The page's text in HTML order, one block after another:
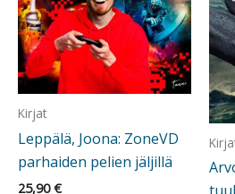
Kirjat
Leppälä, Joona: ZoneVD
parhaiden pelien jäljillä
25,90€